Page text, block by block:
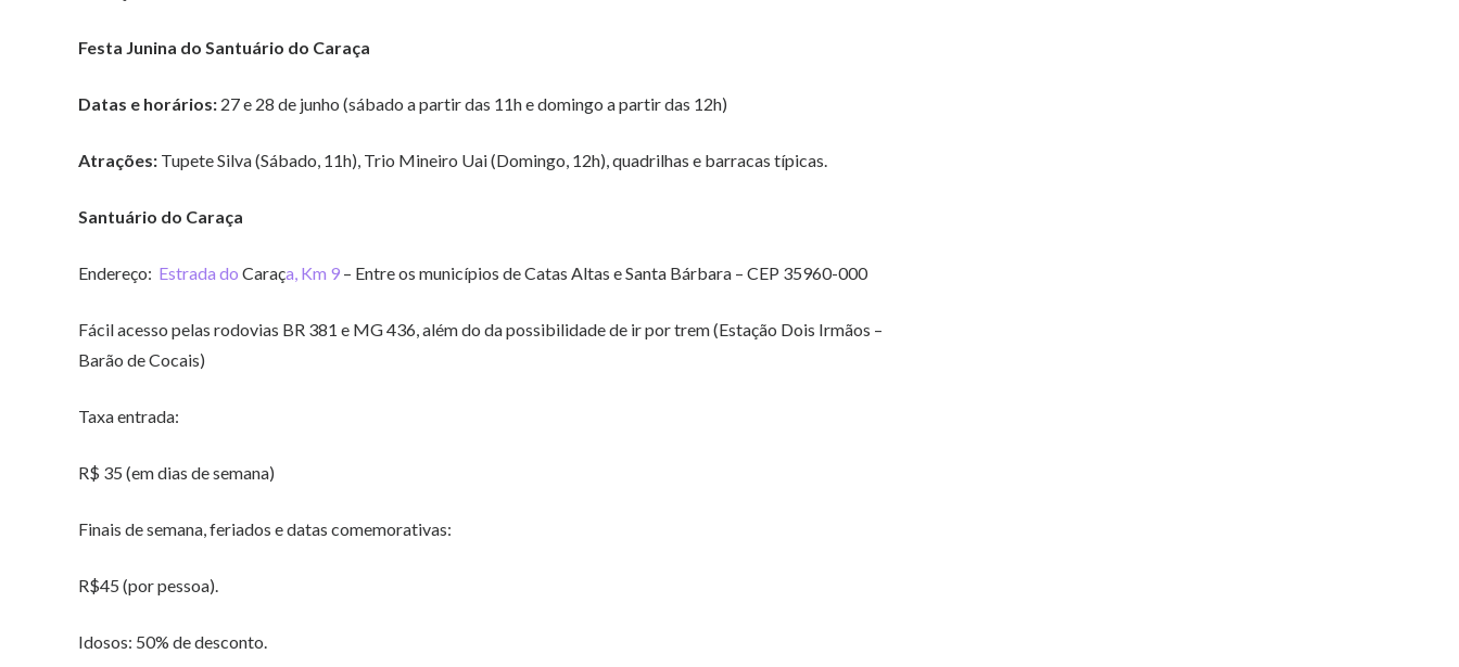
Festa Junina do Santuário do Caraça
Datas e horários: 27 e 28 de junho (sábado a partir das 11h e domingo a partir das 12h)
Atrações: Tupete Silva (Sábado, 11h), Trio Mineiro Uai (Domingo, 12h), quadrilhas e barracas típicas.
Santuário do Caraça
Endereço: Estrada do Caraça, Km 9 – Entre os municípios de Catas Altas e Santa Bárbara – CEP 35960-000
Fácil acesso pelas rodovias BR 381 e MG 436, além do da possibilidade de ir por trem (Estação Dois Irmãos –
Barão de Cocais)
Taxa entrada:
R$ 35 (em dias de semana)
Finais de semana, feriados e datas comemorativas:
R$45 (por pessoa).
Idosos: 50% de desconto.